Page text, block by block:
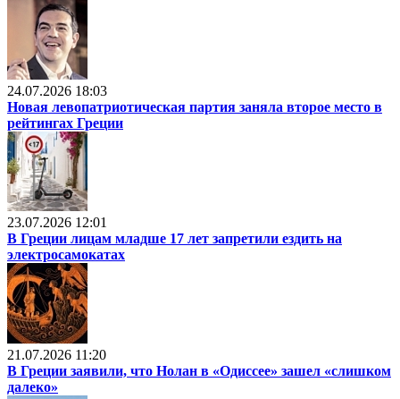
24.07.2026 18:03
Новая левопатриотическая партия заняла второе место в
рейтингах Греции
23.07.2026 12:01
В Греции лицам младше 17 лет запретили ездить на
электросамокатах
21.07.2026 11:20
В Греции заявили, что Нолан в «Одиссее» зашел «слишком
далеко»